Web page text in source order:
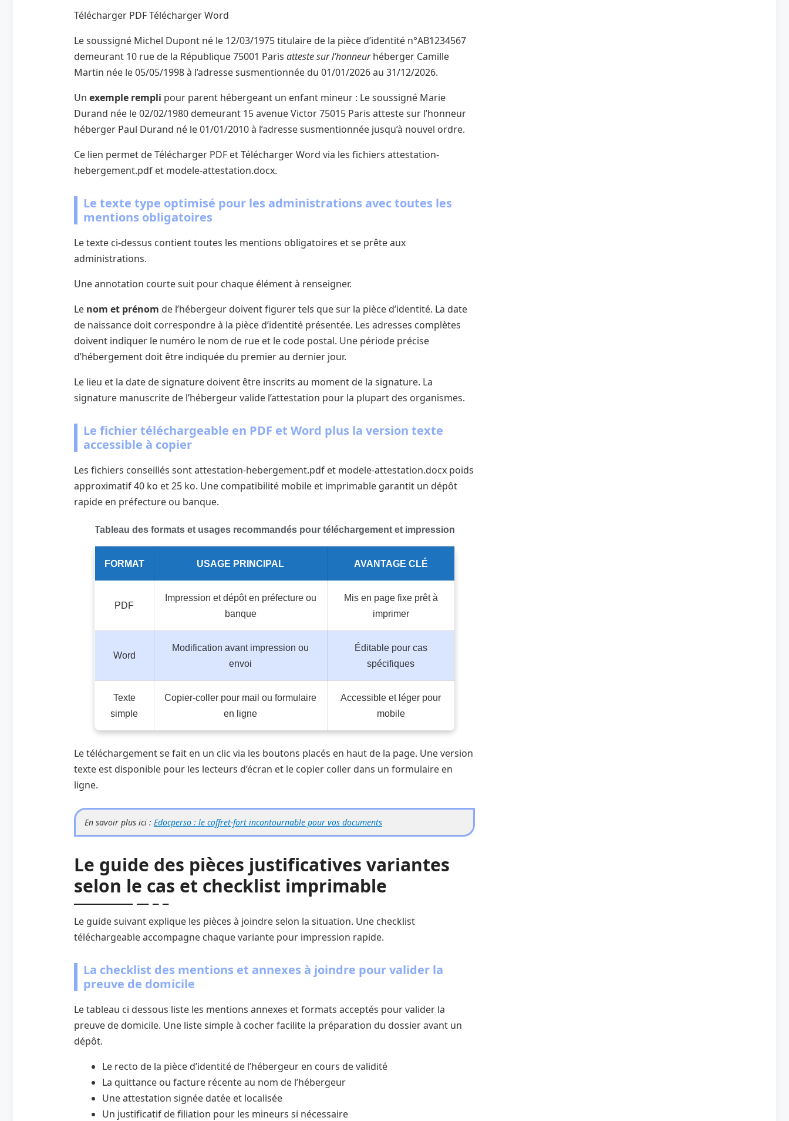
Télécharger PDF Télécharger Word
Le soussigné Michel Dupont né le 12/03/1975 titulaire de la pièce d’identité n°AB1234567
demeurant 10 rue de la République 75001 Paris atteste sur l’honneurhéberger Camille
Martin née le 05/05/1998 à l’adresse susmentionnée du 01/01/2026 au 31/12/2026.
Un exemple rempli pour parent hébergeant un enfant mineur : Le soussigné Marie
Durand née le 02/02/1980 demeurant 15 avenue Victor 75015 Paris atteste sur l’honneur
héberger Paul Durand né le 01/01/2010 à l’adresse susmentionnée jusqu’à nouvel ordre.
Ce lien permet de Télécharger PDF et Télécharger Word via les fichiers attestation-
hebergement.pdf et modele-attestation.docx.
Le texte type optimisé pour les administrations avec toutes les
mentions obligatoires
Le texte ci-dessus contient toutes les mentions obligatoires et se prête aux
administrations.
Une annotation courte suit pour chaque élément à renseigner.
Le nom et prénom de l’hébergeur doivent figurer tels que sur la pièce d’identité. La date
de naissance doit correspondre à la pièce d’identité présentée. Les adresses complètes
doivent indiquer le numéro le nom de rue et le code postal. Une période précise
d’hébergement doit être indiquée du premier au dernier jour.
Le lieu et la date de signature doivent être inscrits au moment de la signature. La
signature manuscrite de l’hébergeur valide l’attestation pour la plupart des organismes.
Le fichier téléchargeable en PDF et Word plus la version texte
accessible à copier
Les fichiers conseillés sont attestation-hebergement.pdf et modele-attestation.docx poids
approximatif 40 ko et 25 ko. Une compatibilité mobile et imprimable garantit un dépôt
rapide en préfecture ou banque.
Tableau des formats et usages recommandés pour téléchargement et impression
FORMAT USAGE PRINCIPAL AVANTAGE CLÉ
PDF
Impression et dépôt en préfecture ou
banque
Mis en page fixe prêt à
imprimer
Word
Modification avant impression ou
envoi
Éditable pour cas
spécifiques
Texte
simple
Copier-coller pour mail ou formulaire
en ligne
Accessible et léger pour
mobile
Le téléchargement se fait en un clic via les boutons placés en haut de la page. Une version
texte est disponible pour les lecteurs d’écran et le copier coller dans un formulaire en
ligne.
En savoir plus ici : Edocperso : le coffret-fort incontournable pour vos documents
Le guide des pièces justificatives variantes
selon le cas et checklist imprimable
Le guide suivant explique les pièces à joindre selon la situation. Une checklist
téléchargeable accompagne chaque variante pour impression rapide.
La checklist des mentions et annexes à joindre pour valider la
preuve de domicile
Le tableau ci dessous liste les mentions annexes et formats acceptés pour valider la
preuve de domicile. Une liste simple à cocher facilite la préparation du dossier avant un
dépôt.
Le recto de la pièce d’identité de l’hébergeur en cours de validité
La quittance ou facture récente au nom de l’hébergeur
Une attestation signée datée et localisée
Un justificatif de filiation pour les mineurs si nécessaire